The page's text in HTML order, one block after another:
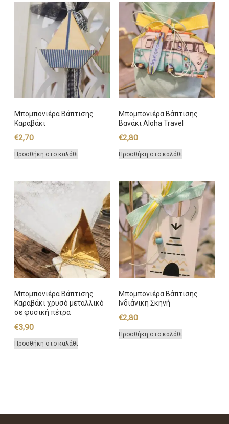
Μπομπονιέρα Βάπτισης
Καραβάκι
€2,70
Προσθήκη στο καλάθι
Μπομπονιέρα Βάπτισης
Βανάκι Aloha Travel
€2,80
Προσθήκη στο καλάθι
Μπομπονιέρα Βάπτισης
Καραβάκι χρυσό μεταλλικό
σε φυσική πέτρα
€3,90
Προσθήκη στο καλάθι
Μπομπονιέρα Βάπτισης
Ινδιάνικη Σκηνή
€2,80
Προσθήκη στο καλάθι